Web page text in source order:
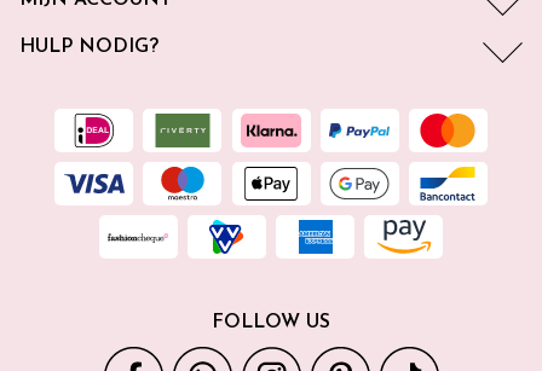
HULP NODIG?
FOLLOW US